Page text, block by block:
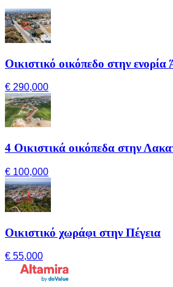
Οικιστικό οικόπεδο στην ενορία
€ 290,000
4 Οικιστικά οικόπεδα στην
€ 100,000
Οικιστικό χωράφι στην Πέγεια
€ 55,000